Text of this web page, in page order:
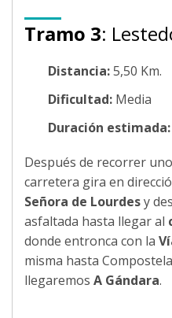
Tramo 3:
Distancia:5,50 Km.
Dificultad: Media
Duración estimada:
Después de recorrer
carretera gira en
Señora de Lourdesy
asfaltada hasta llegar al
donde entronca con la
misma hasta
llegaremos A Gándara.